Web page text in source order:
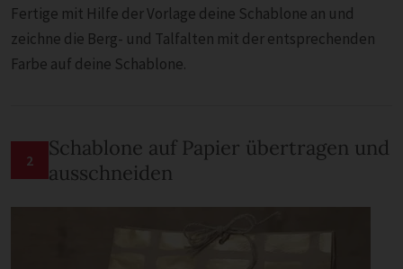
Fertige mit Hilfe der Vorlage deine Schablone an und
zeichne die Berg- und Talfalten mit der entsprechenden
Farbe auf deine Schablone.
2
Schablone auf Papier übertragen und
ausschneiden